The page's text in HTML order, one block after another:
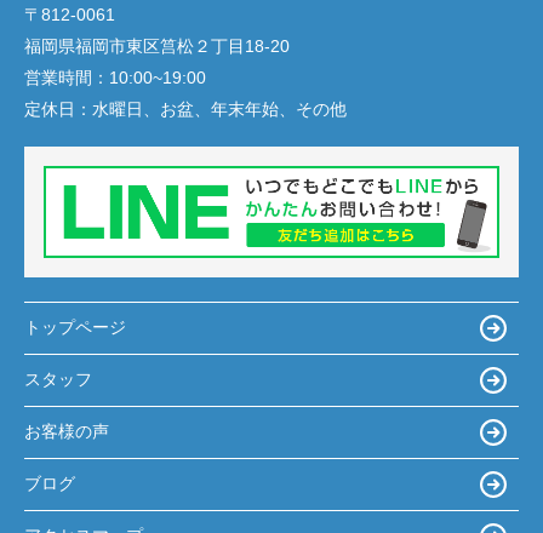
〒812-0061
福岡県福岡市東区筥松２丁目18-20
営業時間： 10:00~19:00
定休日： 水曜日、お盆、年末年始、その他
トップページ
スタッフ
お客様の声
ブログ